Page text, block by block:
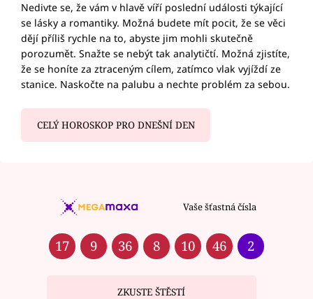
Nedivte se, že vám v hlavě víří poslední události týkající
se lásky a romantiky. Možná budete mít pocit, že se věci
dějí příliš rychle na to, abyste jim mohli skutečně
porozumět. Snažte se nebýt tak analytičtí. Možná zjistíte,
že se honíte za ztraceným cílem, zatímco vlak vyjíždí ze
stanice. Naskočte na palubu a nechte problém za sebou.
CELÝ HOROSKOP PRO DNEŠNÍ DEN
Vaše šťastná čísla
17 9 36 8 10 46 2
ZKUSTE ŠTĚSTÍ